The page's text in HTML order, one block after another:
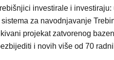
investirale i
za navodnjavanje
projekat zatvorenog
i novih više od 70